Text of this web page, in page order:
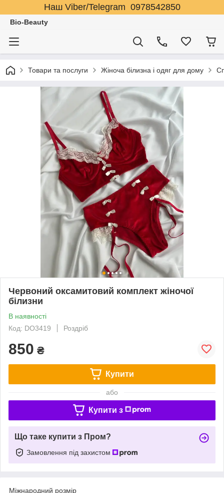
Наш Viber/Telegram 0978542850
Bio-Beauty
Товари та послуги Жіноча білизна і одяг для дому
Червоний оксамитовий комплект жіночої
білизни
В наявності
Код: DO3419
Роздріб
850 ₴
Купити
або
Купити з
Що таке купити з Пром?
Замовлення під захистом
Міжнародний розмір